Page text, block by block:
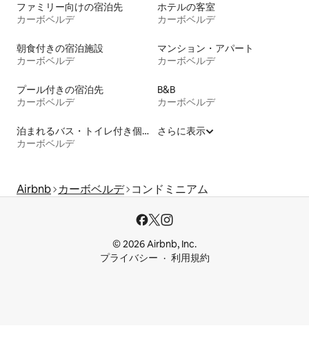
ファミリー向けの宿泊先
カーボベルデ
ホテルの客室
カーボベルデ
朝食付きの宿泊施設
カーボベルデ
マンション・アパート
カーボベルデ
プール付きの宿泊先
カーボベルデ
B&B
カーボベルデ
泊まれるバス・トイレ付き個室
カーボベルデ
さらに表示
Airbnb カーボベルデ コンドミニアム
© 2026 Airbnb, Inc.
プライバシー
利用規約